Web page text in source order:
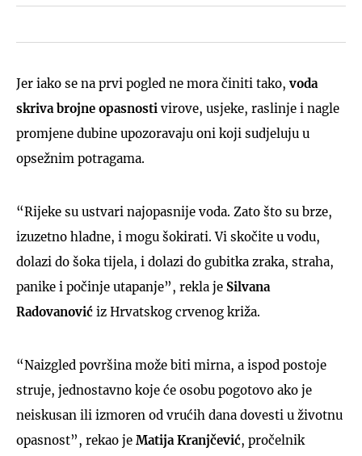
Jer iako se na prvi pogled ne mora činiti tako,voda
skriva brojne opasnosti virove, usjeke, raslinje i nagle
promjene dubine upozoravaju oni koji sudjeluju u
opsežnim potragama.
“Rijeke su ustvari najopasnije voda. Zato što su brze,
izuzetno hladne, i mogu šokirati. Vi skočite u vodu,
dolazi do šoka tijela, i dolazi do gubitka zraka, straha,
panike i počinje utapanje”, rekla je Silvana
Radovanović iz Hrvatskog crvenog križa.
“Naizgled površina može biti mirna, a ispod postoje
struje, jednostavno koje će osobu pogotovo ako je
neiskusan ili izmoren od vrućih dana dovesti u životnu
opasnost”, rekao je Matija Kranjčević, pročelnik